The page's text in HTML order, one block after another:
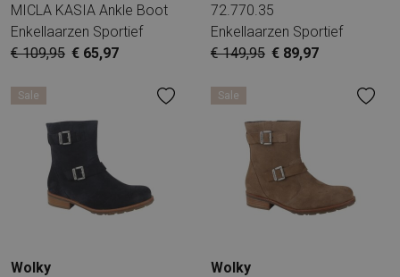
MICLA KASIA Ankle Boot
Enkellaarzen Sportief
€ 109,95 € 65,97
72.770.35
Enkellaarzen Sportief
€ 149,95 € 89,97
Sale
Wolky
Sale
Wolky